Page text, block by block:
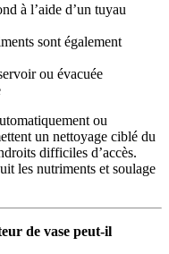
à l’aide d’un tuyau
sont également
ou évacuée
ou
un nettoyage ciblé du
difficiles d’accès.
les nutriments et soulage
de vase peut-il